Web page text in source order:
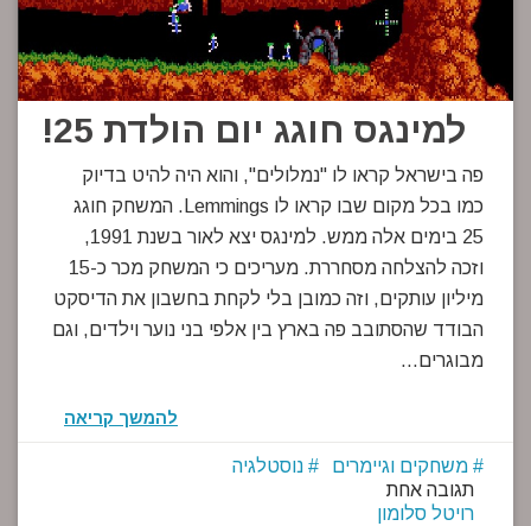
למינגס חוגג יום הולדת 25!
פה בישראל קראו לו "נמלולים", והוא היה להיט בדיוק
כמו בכל מקום שבו קראו לו Lemmings. המשחק חוגג
25 בימים אלה ממש. למינגס יצא לאור בשנת 1991,
וזכה להצלחה מסחררת. מעריכים כי המשחק מכר כ-15
מיליון עותקים, וזה כמובן בלי לקחת בחשבון את הדיסקט
הבודד שהסתובב פה בארץ בין אלפי בני נוער וילדים, וגם
מבוגרים…
להמשך קריאה
משחקים וגיימרים
נוסטלגיה
תגובה אחת
רויטל סלומון